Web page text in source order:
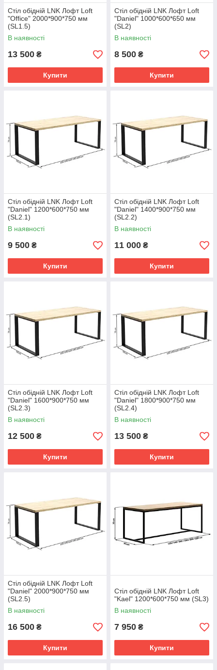
Стіл обідній LNK Лофт Loft
"Office" 2000*900*750 мм
(SL1.5)
В наявності
13 500 ₴
Купити
Стіл обідній LNK Лофт Loft
"Daniel" 1000*600*650 мм
(SL2)
В наявності
8 500 ₴
Купити
Стіл обідній LNK Лофт Loft
"Daniel" 1200*600*750 мм
(SL2.1)
В наявності
9 500 ₴
Купити
Стіл обідній LNK Лофт Loft
"Daniel" 1400*900*750 мм
(SL2.2)
В наявності
11 000 ₴
Купити
Стіл обідній LNK Лофт Loft
"Daniel" 1600*900*750 мм
(SL2.3)
В наявності
12 500 ₴
Купити
Стіл обідній LNK Лофт Loft
"Daniel" 1800*900*750 мм
(SL2.4)
В наявності
13 500 ₴
Купити
Стіл обідній LNK Лофт Loft
"Daniel" 2000*900*750 мм
(SL2.5)
В наявності
16 500 ₴
Купити
Стіл обідній LNK Лофт Loft
"Kael" 1200*600*750 мм (SL3)
В наявності
7 950 ₴
Купити